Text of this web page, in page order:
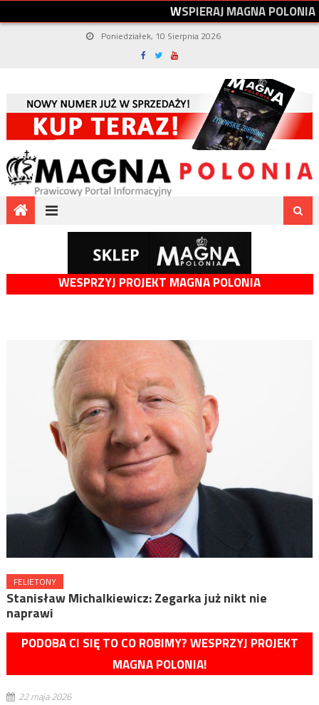
WSPIERAJMAGNAPOLONIA
Poniedziałek, 10 Sierpnia 2026
WESPRZYJ PROJEKT MAGNA POLONIA
FELIETONY
Stanisław Michalkiewicz: Zegarka już nikt nie
naprawi
PODOBA CI SIĘ TO CO ROBIMY? WESPRZYJ PROJEKT
MAGNA POLONIA!
22 maja 2026